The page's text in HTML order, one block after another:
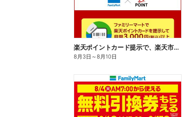
楽天ポイントカード提示で、楽天市場でのお買い物がおトクに!
8月3日 ～8月10日